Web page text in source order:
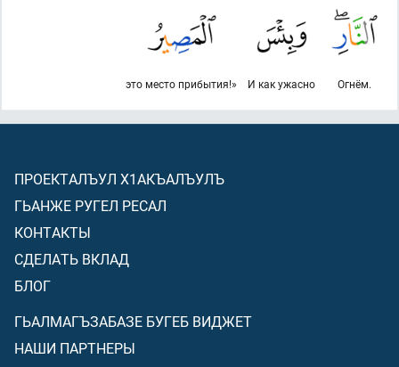
Огнём.
И как ужасно
это место прибытия!»
ПРОЕКТАЛЪУЛ Х1АКЪАЛЪУЛЪ
ГЬАНЖЕ РУГЕЛ РЕСАЛ
КОНТАКТЫ
СДЕЛАТЬ ВКЛАД
БЛОГ
ГЬАЛМАГЪЗАБАЗЕ БУГЕБ ВИДЖЕТ
НАШИ ПАРТНЕРЫ